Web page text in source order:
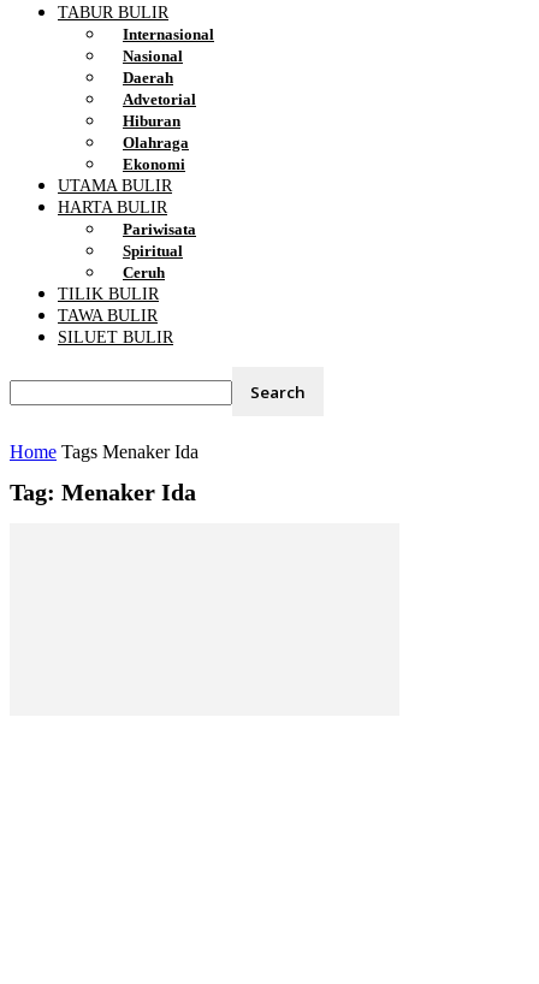
TABUR BULIR
Internasional
Nasional
Daerah
Advetorial
Hiburan
Olahraga
Ekonomi
UTAMA BULIR
HARTA BULIR
Pariwisata
Spiritual
Ceruh
TILIK BULIR
TAWA BULIR
SILUET BULIR
Home Tags Menaker Ida
Tag: Menaker Ida